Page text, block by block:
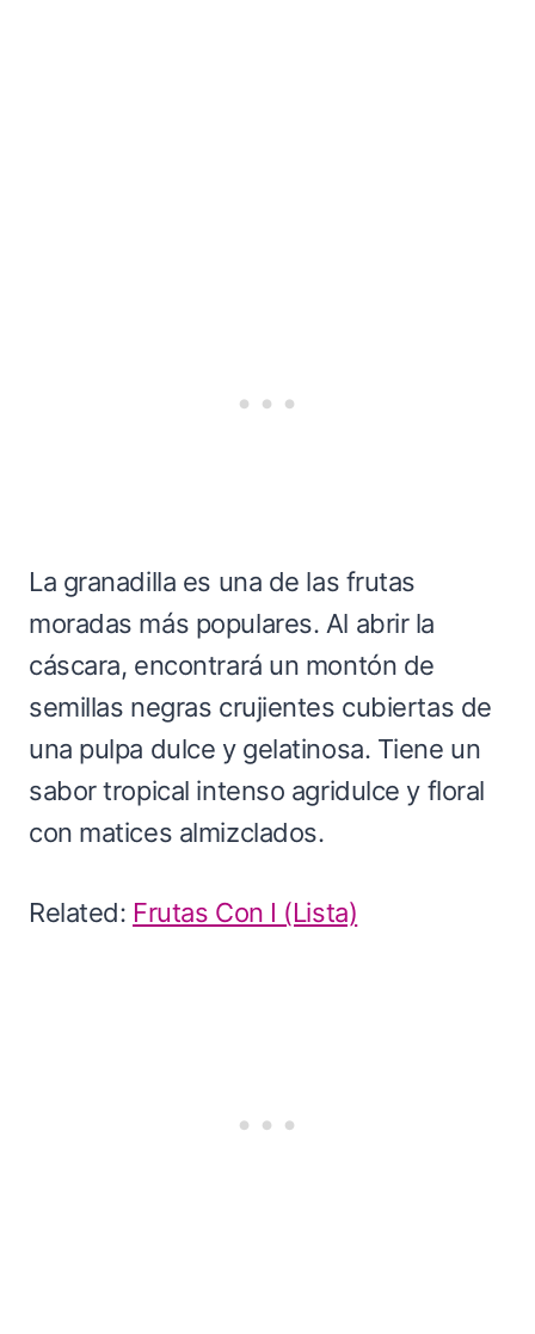
La granadilla es una de las frutas
moradas más populares. Al abrir la
cáscara, encontrará un montón de
semillas negras crujientes cubiertas de
una pulpa dulce y gelatinosa. Tiene un
sabor tropical intenso agridulce y floral
con matices almizclados.
Related: Frutas Con I (Lista)